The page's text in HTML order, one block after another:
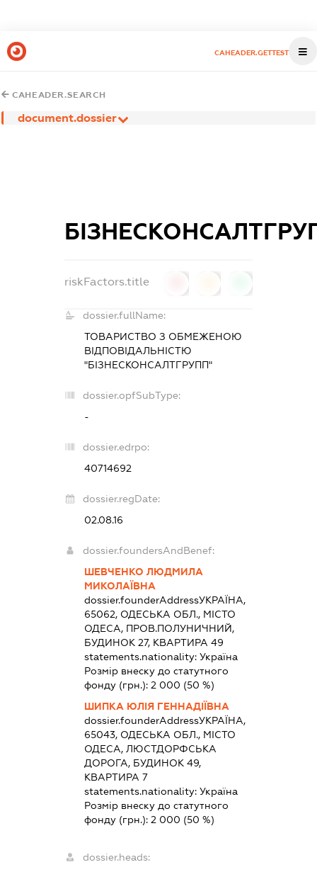
CAHEADER.GETTEST
CAHEADER.SEARCH
document.dossier
riskFactors.title
dossier.fullName:
ТОВАРИСТВО З ОБМЕЖЕНОЮ
ВІДПОВІДАЛЬНІСТЮ
"БІЗНЕСКОНСАЛТГРУПП"
dossier.opfSubType:
-
dossier.edrpo:
40714692
dossier.regDate:
02.08.16
dossier.foundersAndBenef:
ШЕВЧЕНКО ЛЮДМИЛА
МИКОЛАЇВНА
dossier.founderAddressУКРАЇНА,
65062, ОДЕСЬКА ОБЛ., МІСТО
ОДЕСА, ПРОВ.ПОЛУНИЧНИЙ,
БУДИНОК 27, КВАРТИРА 49
statements.nationality:Україна
Розмір внеску до статутного
фонду (грн.):2 000 (50 %)
ШИПКА ЮЛІЯ ГЕННАДІЇВНА
dossier.founderAddressУКРАЇНА,
65043, ОДЕСЬКА ОБЛ., МІСТО
ОДЕСА, ЛЮСТДОРФСЬКА
ДОРОГА, БУДИНОК 49,
КВАРТИРА 7
statements.nationality:Україна
Розмір внеску до статутного
фонду (грн.):2 000 (50 %)
dossier.heads: